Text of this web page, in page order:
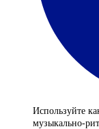
Используйте
музыкально-